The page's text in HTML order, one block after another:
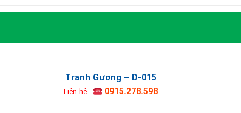
Tranh Gương – D-015
Liên hệ 0915.278.598